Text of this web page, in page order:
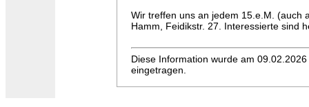
Wir treffen uns an jedem 15.e.M. (auch
Hamm, Feidikstr. 27. Interessierte sind
Diese Information wurde am
eingetragen.